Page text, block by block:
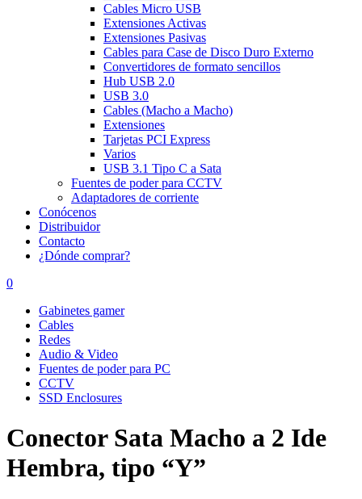
Cables Micro USB
Extensiones Activas
Extensiones Pasivas
Cables para Case de Disco Duro Externo
Convertidores de formato sencillos
Hub USB 2.0
USB 3.0
Cables (Macho a Macho)
Extensiones
Tarjetas PCI Express
Varios
USB 3.1 Tipo C a Sata
Fuentes de poder para CCTV
Adaptadores de corriente
Conócenos
Distribuidor
Contacto
¿Dónde comprar?
0
Gabinetes gamer
Cables
Redes
Audio & Video
Fuentes de poder para PC
CCTV
SSD Enclosures
Conector Sata Macho a 2 Ide
Hembra, tipo “Y”